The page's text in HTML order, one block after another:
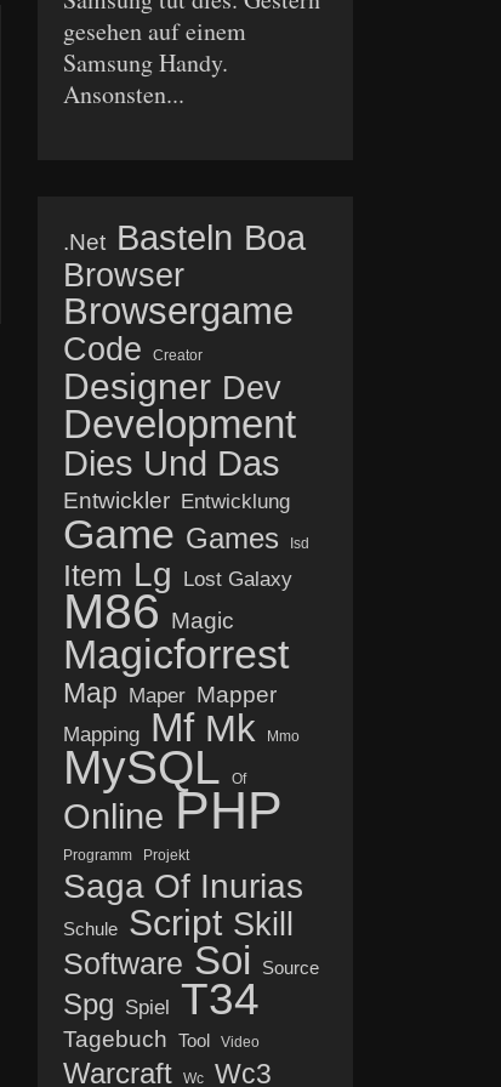
gesehen auf einem
Samsung Handy.
Ansonsten...
.net Basteln Boa
Browser
Browsergame
Code Creator
Designer Dev
Development
Dies Und Das
Entwickler Entwicklung
Game Games Isd
Item Lg Lost Galaxy
M86 Magic
Magicforrest
Map Maper Mapper
Mapping Mf Mk Mmo
MySQL Of
Online PHP
Programm Projekt
Saga Of Inurias
Schule Script Skill
Software Soi Source
Spg Spiel T34
Tagebuch Tool Video
Warcraft Wc Wc3